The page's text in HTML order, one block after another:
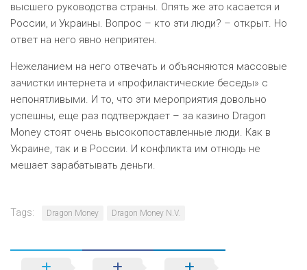
высшего руководства страны. Опять же это касается и
России, и Украины. Вопрос – кто эти люди? – открыт. Но
ответ на него явно неприятен.
Нежеланием на него отвечать и объясняются массовые
зачистки интернета и «профилактические беседы» с
непонятливыми. И то, что эти мероприятия довольно
успешны, еще раз подтверждает – за казино Dragon
Money стоят очень высокопоставленные люди. Как в
Украине, так и в России. И конфликта им отнюдь не
мешает зарабатывать деньги.
Tags: Dragon Money Dragon Money N.V.